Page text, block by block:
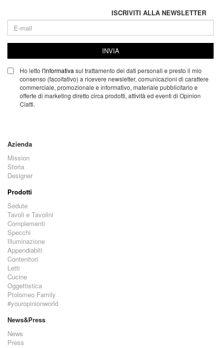
ISCRIVITI ALLA NEWSLETTER
INVIA
Ho letto l'informativa sul trattamento dei dati personali e presto il mio
consenso (facoltativo) a ricevere newsletter, comunicazioni di carattere
commerciale, promozionale e informativo, materiale pubblicitario e
offerte di marketing diretto circa prodotti, attività ed eventi di Opinion
Ciatti.
Azienda
Mission
Storia
Designer
Prodotti
Sedute
Tavoli e Tavolini
Complementi
Specchi
Illuminazione
Appendiabiti
Contenitori
Letti
Cucine
Oggettistica
Ptolomeo Family
#youropinionworld
News&Press
News
Press